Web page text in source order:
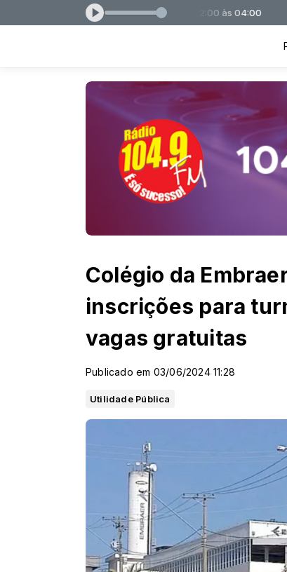
- O Melhor do Flash Back das 22:00 às 04:00
Colégio da
inscrições para
vagas gratuitas
Publicado em 03/06/2024 11:28
Utilidade Pública